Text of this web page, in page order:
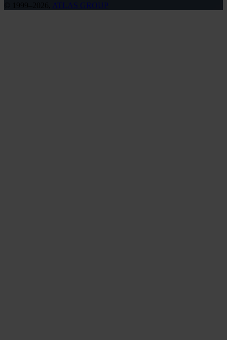
ATLAS GROUP